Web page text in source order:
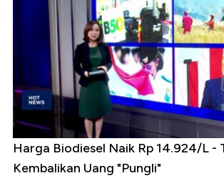
Harga Biodiesel Naik Rp 14.924/L -
Kembalikan Uang "Pungli"